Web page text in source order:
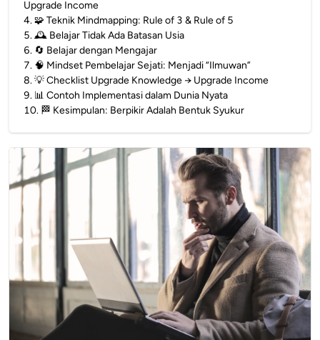
Upgrade Income
4.🧩 Teknik Mindmapping: Rule of 3 & Rule of 5
5.🕰️ Belajar Tidak Ada Batasan Usia
6. 🔄 Belajar dengan Mengajar
7. 🧠 Mindset Pembelajar Sejati: Menjadi “Ilmuwan”
8.💡 Checklist Upgrade Knowledge → Upgrade Income
9. 📊 Contoh Implementasi dalam Dunia Nyata
10. 🏁 Kesimpulan: Berpikir Adalah Bentuk Syukur